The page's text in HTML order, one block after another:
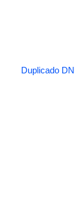
Duplicado